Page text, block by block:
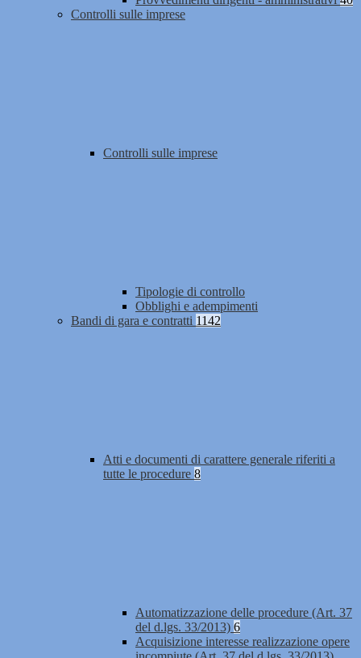
Controlli sulle imprese
Controlli sulle imprese
Tipologie di controllo
Obblighi e adempimenti
Bandi di gara e contratti 1142
Atti e documenti di carattere generale riferiti a
tutte le procedure 8
Automatizzazione delle procedure (Art. 37
del d.lgs. 33/2013) 6
Acquisizione interesse realizzazione opere